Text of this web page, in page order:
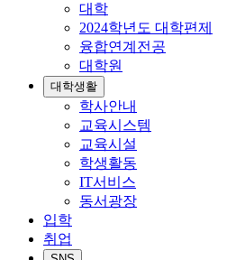
대학
2024학년도 대학편제
융합연계전공
대학원
대학생활
학사안내
교육시스템
교육시설
학생활동
IT서비스
동서광장
입학
취업